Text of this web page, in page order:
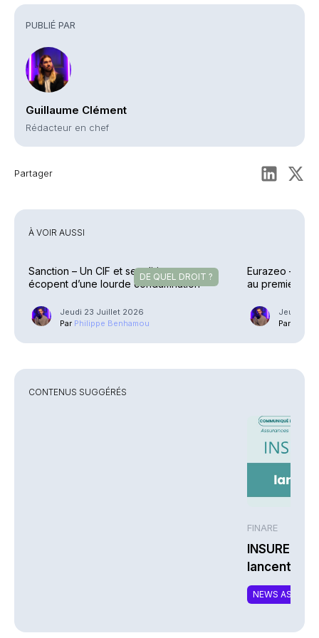
PUBLIÉ PAR
Guillaume Clément
Rédacteur en chef
Partager
À VOIR AUSSI
DE QUEL DROIT ?
Sanction – Un CIF et ses dirigeants
écopent d’une lourde condamnation
Jeudi 23 Juillet 2026
Par Philippe Benhamou
Eurazeo –
au premier
Jeudi 23
Par
CONTENUS SUGGÉRÉS
FINARE
INSUREM
lancent
nouvelle
NEWS